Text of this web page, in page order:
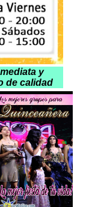
y
de calidad